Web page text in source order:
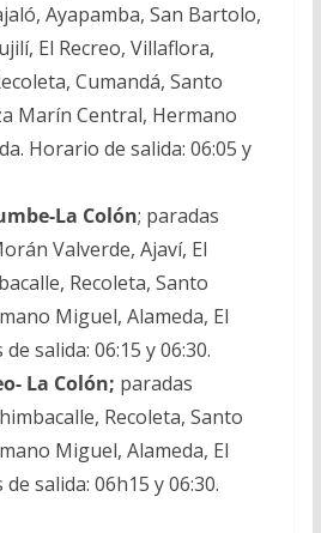
Ayapamba, San Bartolo,
El Recreo, Villaflora,
Cumandá, Santo
Marín Central, Hermano
Horario de salida: 06:05 y
La Colón; paradas
Valverde, Ajaví, El
Recoleta, Santo
Miguel, Alameda, El
salida: 06:15 y 06:30.
La Colón; paradas
Recoleta, Santo
Miguel, Alameda, El
salida: 06h15 y 06:30.